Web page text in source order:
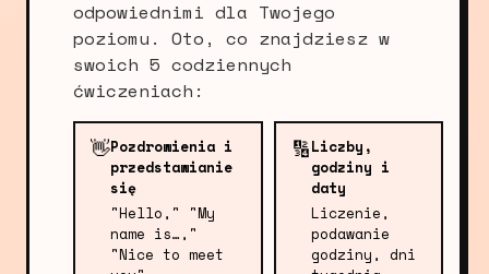
odpowiednimi dla Twojego
poziomu. Oto, co znajdziesz w
swoich 5 codziennych
ćwiczeniach:
👋Pozdrowienia i
przedstawianie
się
"Hello," "My
name is…,"
"Nice to meet
🔢Liczby,
godziny i
daty
Liczenie,
podawanie
godziny, dni